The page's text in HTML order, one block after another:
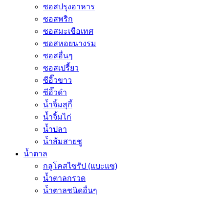
ซอสปรุงอาหาร
ซอสพริก
ซอสมะเขือเทศ
ซอสหอยนางรม
ซอสอื่นๆ
ซอสเปรี้ยว
ซีอิ๊วขาว
ซีอิ๊วดำ
น้ำจิ้มสุกี้
น้ำจิ้มไก่
น้ำปลา
น้ำส้มสายชู
น้ำตาล
กลูโคสไซรัป (แบะแซ)
น้ำตาลกรวด
น้ำตาลชนิดอื่นๆ